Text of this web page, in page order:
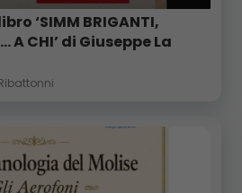
‘SIMM BRIGANTI,
A CHI’ di Giuseppe La